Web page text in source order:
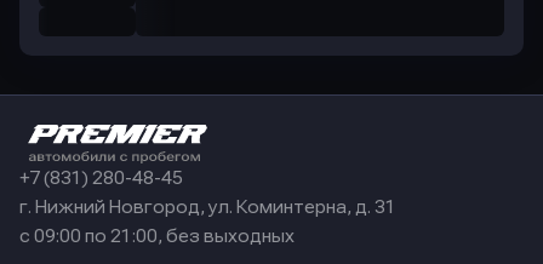
+7 (831) 280-48-45
г. Нижний Новгород, ул. Коминтерна, д. 31
с 09:00 по 21:00, без выходных